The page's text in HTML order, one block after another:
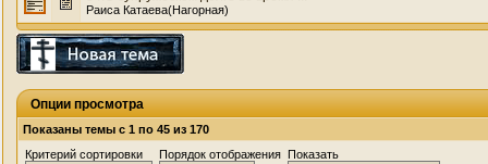
Раиса Катаева(Нагорная)
Опции просмотра
Показаны темы с 1 по 45 из 170
Критерий сортировки
Порядок отображения Показать